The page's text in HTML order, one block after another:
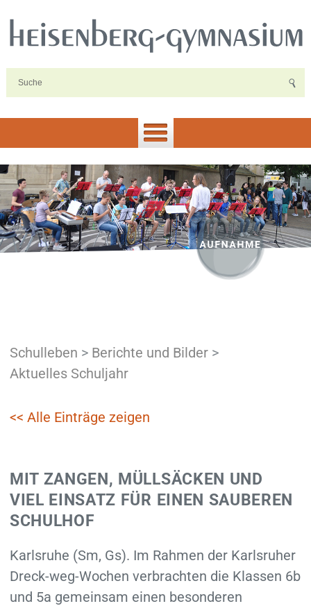
Schulleben > Berichte und Bilder>
Aktuelles Schuljahr
<< Alle Einträge zeigen
MIT ZANGEN, MÜLLSÄCKEN UND
VIEL EINSATZ FÜR EINEN SAUBEREN
SCHULHOF
Karlsruhe (Sm, Gs). Im Rahmen der Karlsruher
Dreck-weg-Wochen verbrachten die Klassen 6b
und 5a gemeinsam einen besonderen